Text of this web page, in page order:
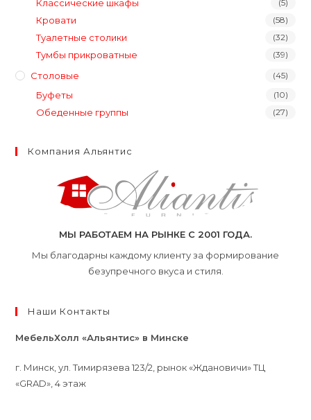
Классические шкафы (5)
Кровати (58)
Туалетные столики (32)
Тумбы прикроватные (39)
Столовые (45)
Буфеты (10)
Обеденные группы (27)
Компания Альянтис
МЫ РАБОТАЕМ НА РЫНКЕ С 2001 ГОДА.
Мы благодарны каждому клиенту за формирование
безупречного вкуса и стиля.
Наши Контакты
МебельХолл «Альянтис» в Минске
г. Минск, ул. Тимирязева 123/2, рынок «Ждановичи» ТЦ
«GRAD», 4 этаж